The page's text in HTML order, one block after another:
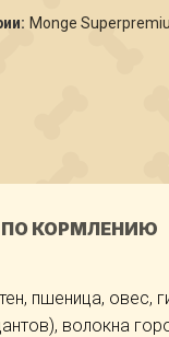
Monge
КОРМЛЕНИЮ
пшеница,
волокна